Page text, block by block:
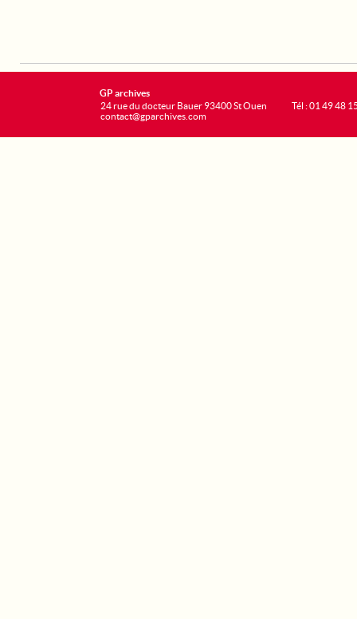
GP archives
24 rue du docteur Bauer 93400 St Ouen
contact@gparchives.com
Tél : 01 49 48